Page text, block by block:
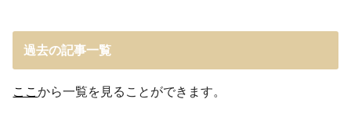
過去の記事一覧
ここから一覧を見ることができます。